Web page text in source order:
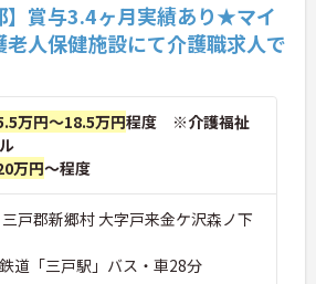
】賞与3.4ヶ月実績あり★マイ
人保健施設にて介護職求人で
万円～18.5万円程度 ※介護福祉
万円～程度
戸郡新郷村 大字戸来金ケ沢森ノ下
道「三戸駅」バス・車28分